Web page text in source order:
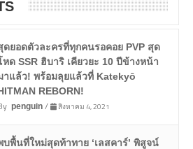
ดยอดตัวละครที่ทุกคนรอคอย PVP สุด
หด SSR ฮิบาริ เคียวยะ 10 ปีข้างหน้า
าแล้ว! พร้อมลุยแล้วที่ Katekyō
REBORN!
penguin/ สิงหาคม 4, 2021
บพื้นที่ใหม่สุดท้าทาย ‘เลสคาร์’ พิสูจน์